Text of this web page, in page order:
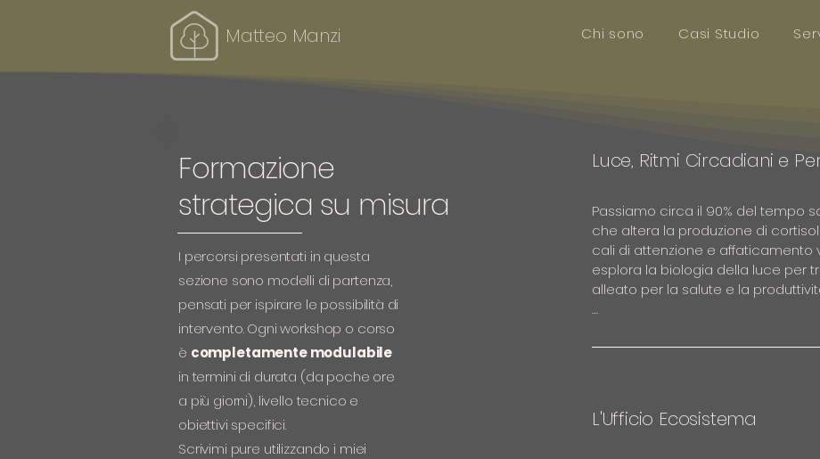
Matteo Manzi Chi sono Casi Studio
Formazione
strategica su misura
I percorsi presentati in questa
sezione sono modelli di partenza,
pensati per ispirare le possibilità di
intervento. Ogni workshop o corso
è completamente modulabile
in termini di durata (da poche ore
a più giorni), livello tecnico e
obiettivi specifici.
Scrivimi pure utilizzando i miei
Luce, Ritmi Circadiani e
Passiamo circa il 90% del tempo
che altera la produzione di
cali di attenzione e affaticamento
esplora la biologia della luce per
alleato per la salute e la
protocollo WELL (Concept: Light),
condiviso.
L'Ufficio Ecosistema